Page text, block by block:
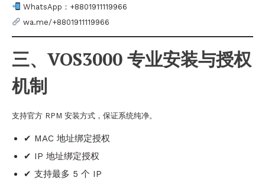
WhatsApp：+8801911119966
wa.me/+8801911119966
三、VOS3000 专业安装与授权
机制
支持官方 RPM 安装方式，保证系统纯净。
✔ MAC 地址绑定授权
✔ IP 地址绑定授权
✔ 支持最多 5 个 IP